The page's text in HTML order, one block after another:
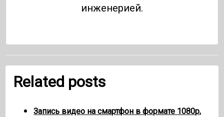
инженерией.
Related posts
Запись видео на смартфон в формате 1080p,